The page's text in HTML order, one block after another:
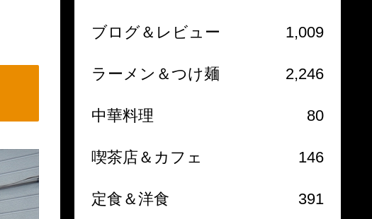
ブログ＆レビュー 1,009
ラーメン＆つけ麺 2,246
中華料理 80
喫茶店＆カフェ 146
定食＆洋食 391